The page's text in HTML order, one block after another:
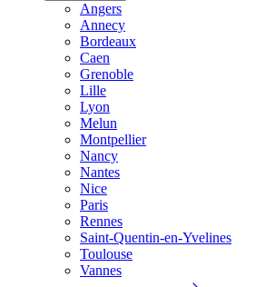
Angers
Annecy
Bordeaux
Caen
Grenoble
Lille
Lyon
Melun
Montpellier
Nancy
Nantes
Nice
Paris
Rennes
Saint-Quentin-en-Yvelines
Toulouse
Vannes